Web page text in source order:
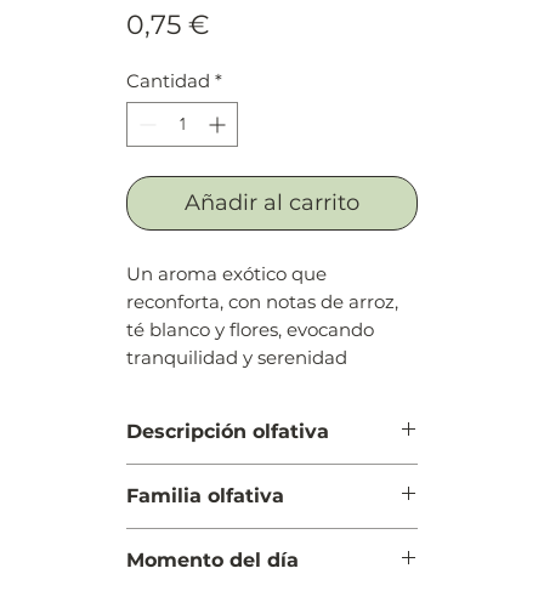
0,75 €
Cantidad *
Añadir al carrito
Un aroma exótico que
reconforta, con notas de arroz,
té blanco y flores, evocando
tranquilidad y serenidad
Descripción olfativa
Cuerpo: Flor del cerezo,
frangipani (plumeria, plumaria,
atapaima) y heliotropo
Familia olfativa
Momento del día